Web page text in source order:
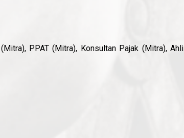
PPAT (Mitra), Konsultan Pajak (Mitra), Ahli